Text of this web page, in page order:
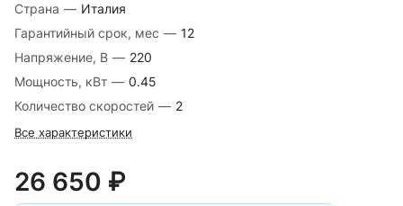
Страна — Италия
Гарантийный срок, мес — 12
Напряжение, В — 220
Мощность, кВт — 0.45
Количество скоростей — 2
Все характеристики
26 650 ₽